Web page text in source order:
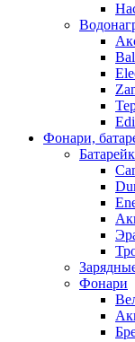
Фонари,
Фонари